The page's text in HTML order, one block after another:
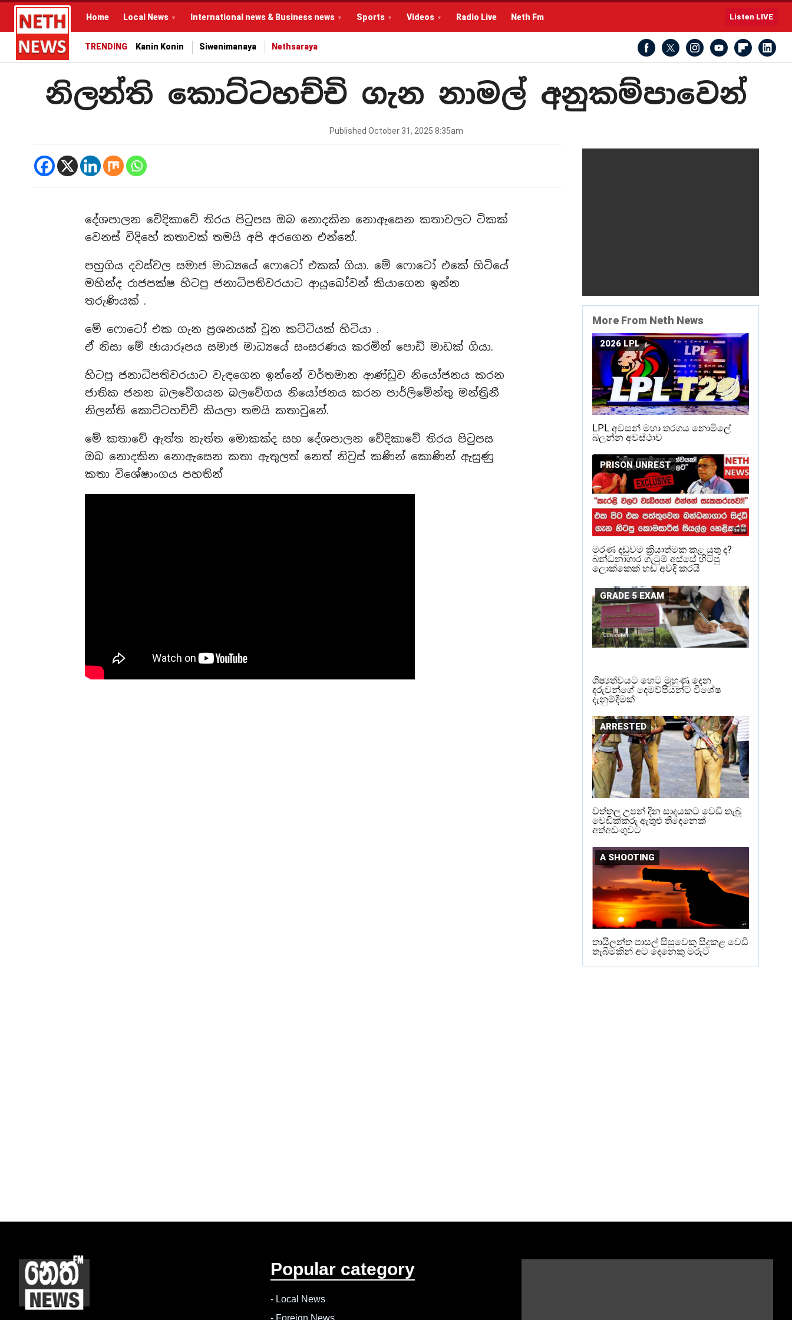
Home Local News International news & Business news Sports Videos Radio Live Neth Fm Listen LIVE
TRENDING Kanin Konin Siwenimanaya Nethsaraya
නිලන්ති කොට්ටහච්චි ගැන නාමල් අනුකම්පාවෙන්
Published October 31, 2025 8:35am
දේශපාලන වේදිකාවේ තිරය පිටුපස ඔබ නොදකින නොඇසෙන කතාවලට ටිකක්
වෙනස් විදිහේ කතාවක් තමයි අපි අරගෙන එන්නේ.
පහුගිය දවස්වල සමාජ මාධ්‍යයේ ෆොටෝ එකක් ගියා. මේ ෆොටෝ එකේ හිටියේ
මහින්ද රාජපක්ෂ හිටපු ජනාධිපතිවරයාට ආයුබෝවන් කියාගෙන ඉන්න
තරුණියක් .
මේ ෆොටෝ එක ගැන ප්‍රශනයක් වුන කට්ටියක් හිටියා .
ඒ නිසා මේ ඡායාරූපය සමාජ මාධ්‍යයේ සංසරණය කරමින් පොඩි මාඩක් ගියා.
හිටපු ජනාධිපතිවරයාට වැඳගෙන ඉන්නේ වර්තමාන ආණ්ඩුව නියෝජනය කරන
ජාතික ජනන බලවේගයන බලවේගය නියෝජනය කරන පාර්ලිමේන්තු මන්ත්‍රිනී
නිලන්ති කොට්ටහච්චි කියලා තමයි කතාවුනේ.
මේ කතාවේ ඇත්ත නැත්ත මොකක්ද සහ දේශපාලන වේදිකාවේ තිරය පිටුපස
ඔබ නොදකින නොඇසෙන කතා ඇතුලත් නෙත් නිවුස් කණින් කොණින් ඇසුණු
කතා විශේෂාංගය පහතින්
More From Neth News
2026 LPL
LPL අවසන් මහා තරගය නොමිලේ
බලන්න අවස්ථාව
PRISON UNREST
මරණ දඩුවම ක්‍රියාත්මක කළ යුතු ද?
බන්ධනාගාර ගැටුම් අස්සේ හිටපු
ලොක්කෙක් හඬ අවදි කරයි
GRADE 5 EXAM
ශිෂ්‍යත්වයට හෙට මුහුණු දෙන
දරුවන්ගේ දෙමව්පියන්ට විශේෂ
දැනුම්දීමක්
ARRESTED
වත්තල උපන් දින සාදයකට වෙඩි තැබූ
වෙඩික්කරු ඇතුළු තිදෙනෙක්
අත්අඩංගුවට
A SHOOTING
තායිලන්ත පාසල් සිසුවෙකු සිදුකළ වෙඩි
තැබීමකින් අට දෙනෙකු මරුට
Popular category
- Local News
- Foreign News